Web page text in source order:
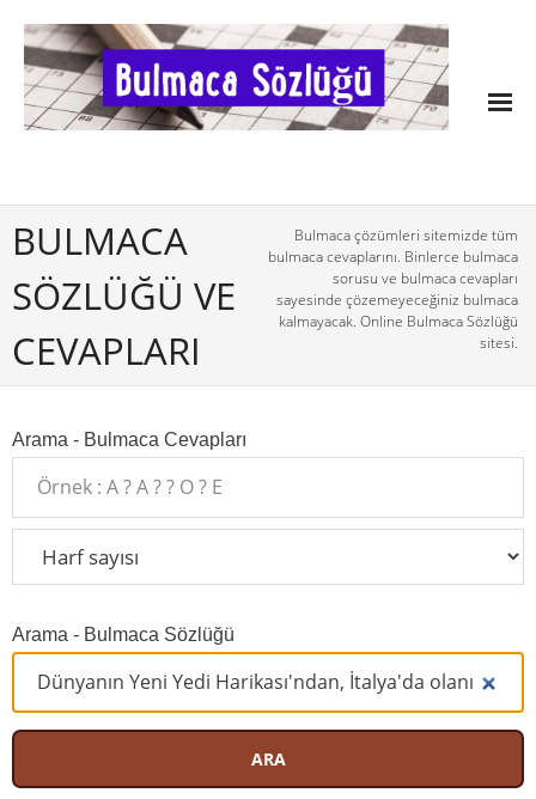
BULMACA
SÖZLÜĞÜ VE
CEVAPLARI
Bulmaca çözümleri sitemizde tüm
bulmaca cevaplarını. Binlerce bulmaca
sorusu ve bulmaca cevapları
sayesinde çözemeyeceğiniz bulmaca
kalmayacak. Online Bulmaca Sözlüğü
sitesi.
Arama - Bulmaca Cevapları
Arama - Bulmaca Sözlüğü
ARA